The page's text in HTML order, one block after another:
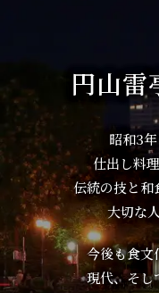
円山雷
昭和3
仕出し料
伝統の技と和
大切な
今後も食文
現代、そし